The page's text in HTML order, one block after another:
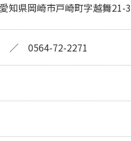
愛知県岡崎市戸崎町字越舞21-3
／ 0564-72-2271